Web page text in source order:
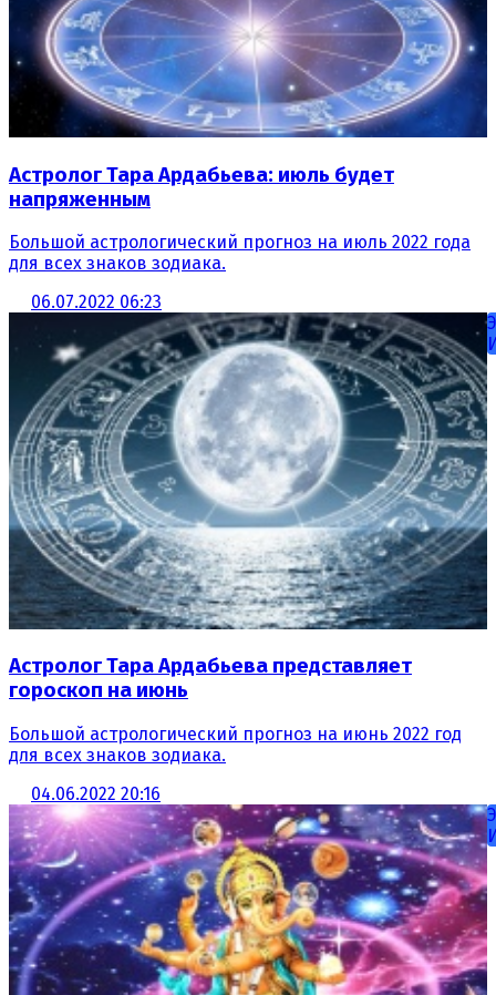
Астролог Тара Ардабьева: июль будет
напряженным
Большой астрологический прогноз на июль 2022 года
для всех знаков зодиака.
06.07.2022 06:23
Астролог Тара Ардабьева представляет
гороскоп на июнь
Большой астрологический прогноз на июнь 2022 год
для всех знаков зодиака.
04.06.2022 20:16